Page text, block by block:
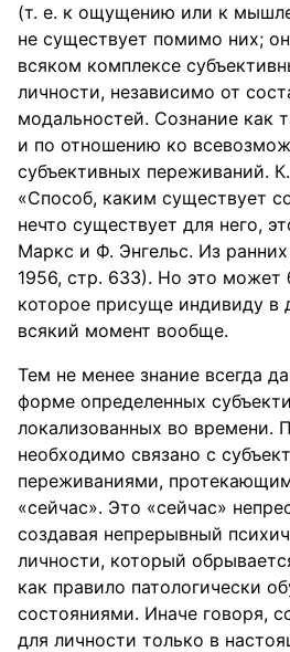
(т. е. к ощущению или к
не существует помимо них;
всяком комплексе
личности, независимо от
модальностей. Сознание как
и по отношению ко
субъективных переживаний.
«Способ, каким существует
нечто существует для него,
Маркс и Ф. Энгельс. Из
1956, стр. 633). Но это может
которое присуще индивиду в
всякий момент вообще.
Тем не менее знание всегда
форме определенных
локализованных во времени.
необходимо связано с
переживаниями,
«сейчас». Это «сейчас»
создавая непрерывный
личности, который
как правило патологически
состояниями. Иначе говоря,
для личности только в